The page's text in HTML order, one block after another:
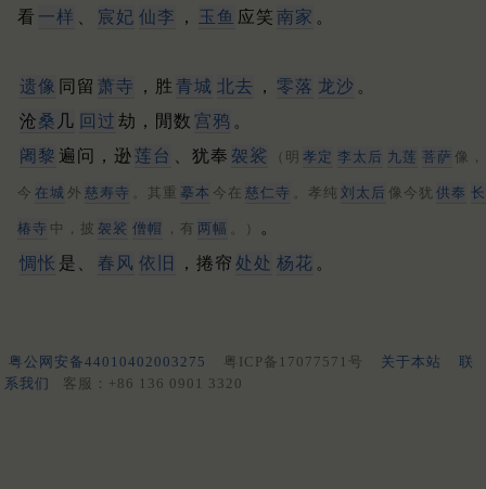
看 一样 宸妃 仙李 ， 玉鱼 应笑 南家 。
遗像 同留 萧寺 ，胜 青城 北去 ， 零落 龙沙 。
沧桑 几 回过 劫，閒数 宫鸦 。
阇黎 遍问，逊 莲台 、犹奉 袈裟 （明 孝定 李太后 九莲 菩萨 像，
今 在城 外 慈寿寺 。其重 摹本 今在 慈仁寺 。孝纯 刘太后 像今犹 供奉 长
椿寺 中，披 袈裟 僧帽 ，有 两幅 。）
。
惆怅 是、 春风 依旧 ，捲帘 处处 杨花 。
粤公网安备44010402003275 粤ICP备17077571号 关于本站
联
系我们
客服：+86 136 0901 3320